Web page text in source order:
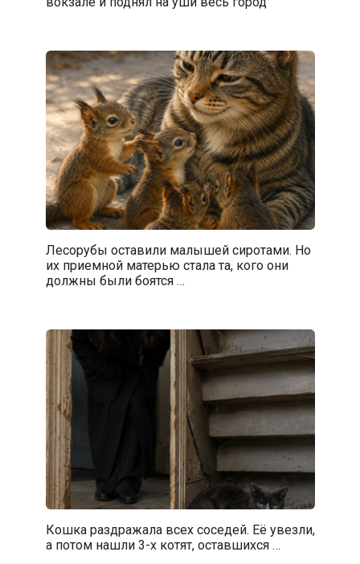
Лесорубы оставили малышей сиротами. Но
их приемной матерью стала та, кого они
должны были боятся …
Кошка раздражала всех соседей. Её увезли,
а потом нашли 3-х котят, оставшихся …